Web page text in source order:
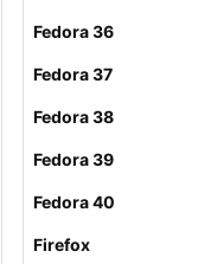
Fedora 36
Fedora 37
Fedora 38
Fedora 39
Fedora 40
Firefox